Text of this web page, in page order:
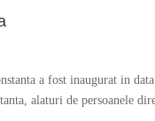
a fost inaugurat in
alaturi de persoanele